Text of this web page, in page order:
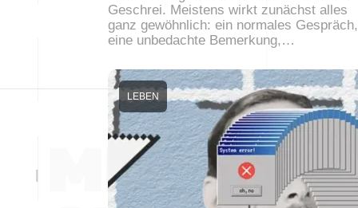
Geschrei. Meistens wirkt zunächst alles
ganz gewöhnlich: ein normales Gespräch,
eine unbedachte Bemerkung,…
LEBEN